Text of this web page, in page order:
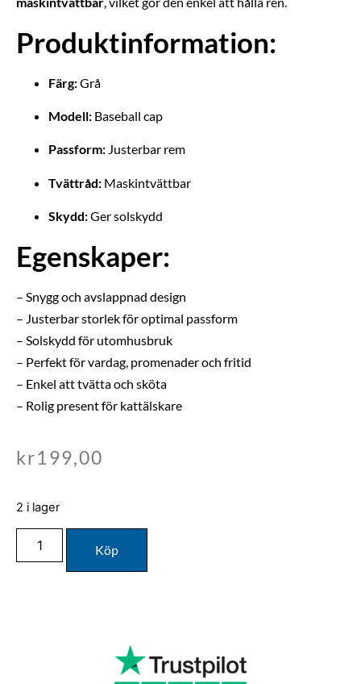
Produktinformation:
Färg:Grå
Modell: Baseball cap
Passform: Justerbar rem
Tvättråd: Maskintvättbar
Skydd:Ger solskydd
Egenskaper:
– Snygg och avslappnad design
– Justerbar storlek för optimal passform
– Solskydd för utomhusbruk
– Perfekt för vardag, promenader och fritid
– Enkel att tvätta och sköta
– Rolig present för kattälskare
kr199,00
2 i lager
Köp